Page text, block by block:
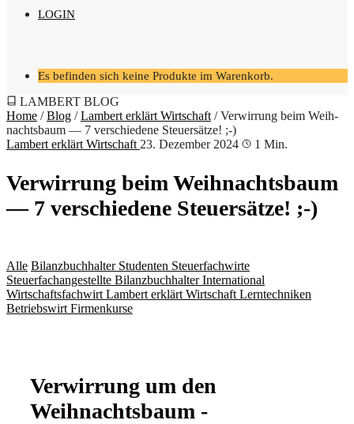
LOGIN
Es befinden sich keine Produkte im Warenkorb.
LAMBERT BLOG
Home /Blog /Lambert erklärt Wirtschaft /Ver­wir­rung beim Weih­
nachts­baum — 7 ver­schie­de­ne Steuersätze! ;-)
Lambert erklärt Wirtschaft 23. Dezember 2024 1 Min.
Ver­wir­rung beim Weih­nachts­baum
— 7 ver­schie­de­ne Steuersätze! ;-)
Alle Bilanzbuchhalter Studenten Steuerfachwirte
Steuerfachangestellte Bilanzbuchhalter International
Wirtschaftsfachwirt Lambert erklärt Wirtschaft Lerntechniken
Betriebswirt Firmenkurse
Ver­wir­rung um den
Weihnachtsbaum -